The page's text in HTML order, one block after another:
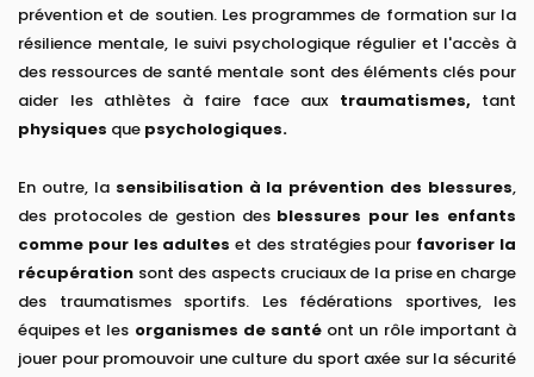
prévention et de soutien. Les programmes de formation sur la
résilience mentale, le suivi psychologique régulier et l'accès à
des ressources de santé mentale sont des éléments clés pour
aider les athlètes à faire face aux traumatismes, tant
physiques que psychologiques.
En outre, la sensibilisation à la prévention des blessures,
des protocoles de gestion des blessures pour les enfants
comme pour les adultes et des stratégies pour favoriser la
récupération sont des aspects cruciaux de la prise en charge
des traumatismes sportifs. Les fédérations sportives, les
équipes et les organismes de santé ont un rôle important à
jouer pour promouvoir une culture du sport axée sur la sécurité